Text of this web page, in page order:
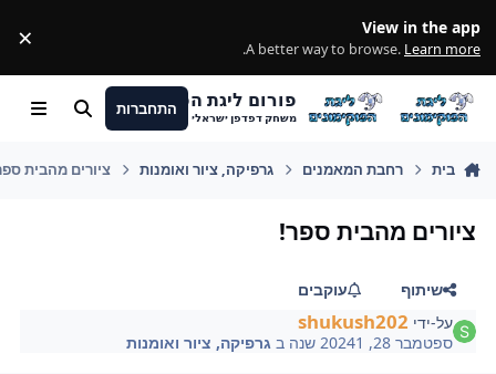
View in the app
A better way to browse. Learn more
.
×
פורום ליגת הפוקימונים
משחק דפדפן ישראלי
התחברות חיפוש Menu
בית רחבת המאמנים גרפיקה, ציור ואומנות ציורים מהבית
ציורים מהבית ספר!
שיתוף
עוקבים
על-ידי shukush202
ספטמבר 28, 2024 1 שנה ב גרפיקה, ציור ואומנות